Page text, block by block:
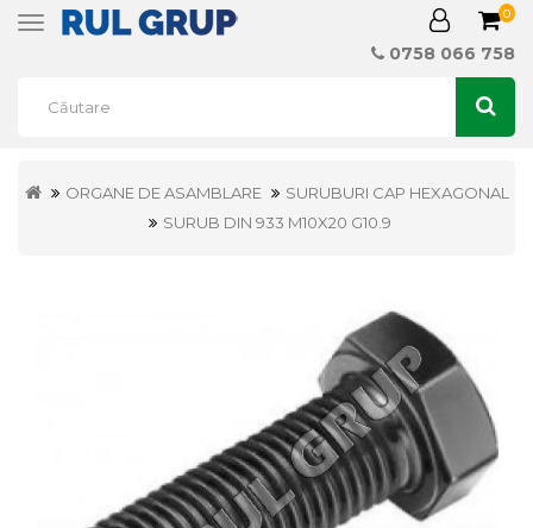
Toggle
0
0758 066 758
ORGANE DE ASAMBLARE
SURUBURI CAP HEXAGONAL
SURUB DIN 933 M10X20 G10.9